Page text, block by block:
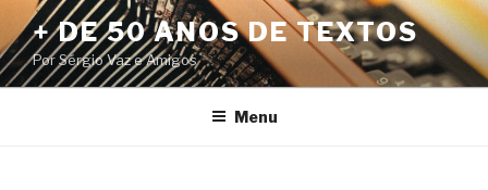
Pular
para
o
conteúdo
+ DE 50 ANOS DE TEXTOS
Por Sérgio Vaz e Amigos
Menu